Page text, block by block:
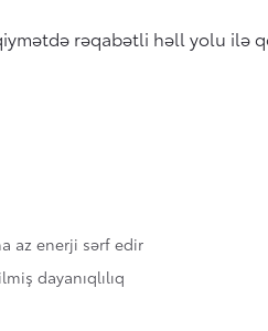
rəqabətli həll yolu ilə
az enerji sərf edir
dayanıqlılıq